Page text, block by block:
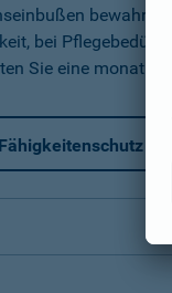
bewahren.
bei
Sie eine